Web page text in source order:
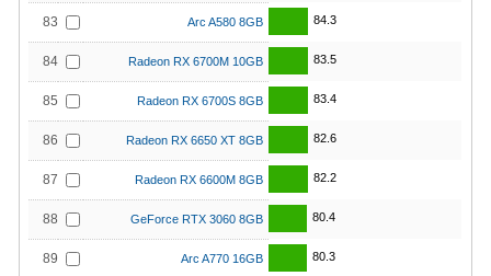
83 Arc A580 8GB 84.3
84 Radeon RX 6700M 10GB 83.5
85 Radeon RX 6700S 8GB 83.4
86 Radeon RX 6650 XT 8GB 82.6
87 Radeon RX 6600M 8GB 82.2
88 GeForce RTX 3060 8GB 80.4
89 Arc A770 16GB 80.3